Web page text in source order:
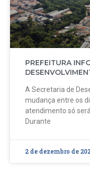
PREFEITURA
A Secretaria de
mudança entre os
atendimento só
Durante
2 de dezembro de